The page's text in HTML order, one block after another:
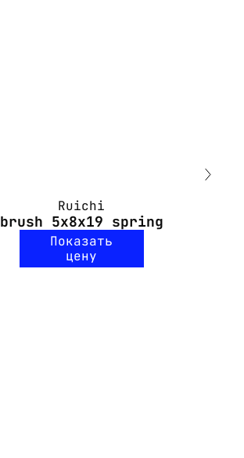
Ruichi
brush 5x8x19 spring
Показать
цену